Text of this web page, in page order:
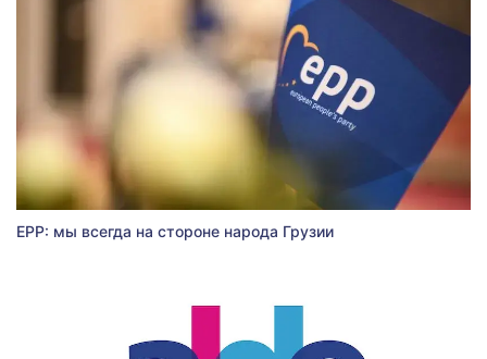
EPP: мы всегда на стороне народа Грузии